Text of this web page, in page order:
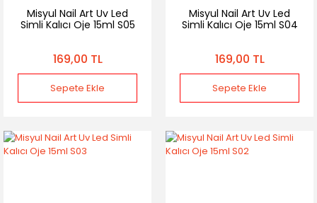
Misyul Nail Art Uv Led
Simli Kalıcı Oje 15ml S05
169,00 TL
Sepete Ekle
Misyul Nail Art Uv Led
Simli Kalıcı Oje 15ml S04
169,00 TL
Sepete Ekle